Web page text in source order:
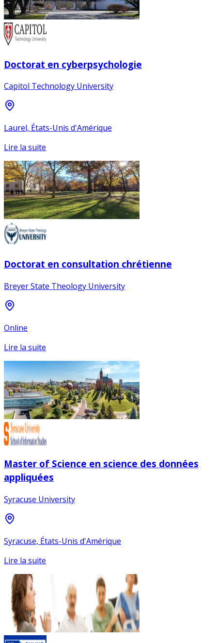
Doctorat en cyberpsychologie
Capitol Technology University
Laurel, États-Unis d'Amérique
Lire la suite
Doctorat en consultation chrétienne
Breyer State Theology University
Online
Lire la suite
Master of Science en science des données
appliquées
Syracuse University
Syracuse, États-Unis d'Amérique
Lire la suite